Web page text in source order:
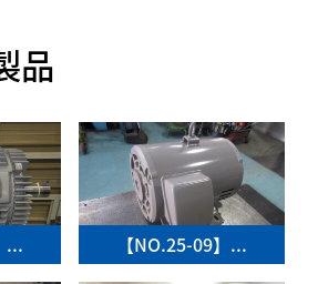
品
... 【NO.25-09】...